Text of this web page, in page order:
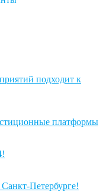
подходит к
платформы
Петербурге!